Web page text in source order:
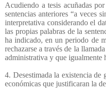
Acudiendo a tesis acuñadas
sentencias anteriores “a veces
interpretativa considerando el
las propias palabras de la
ha indicado, en un periodo de
rechazarse a través de la
administrativa y que igualmente
4. Desestimada la existencia de
económicas que justificaran la